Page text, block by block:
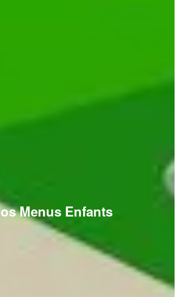
Menus Enfants